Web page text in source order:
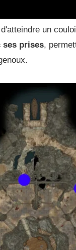
un
ses prises,